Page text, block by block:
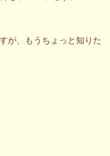
が、もうちょっと知りた